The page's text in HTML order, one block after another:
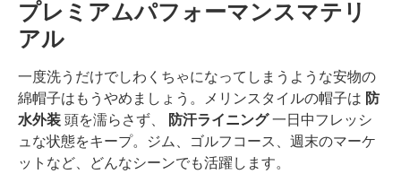
プレミアムパフォーマンスマテリ
アル
一度洗うだけでしわくちゃになってしまうような安物の
綿帽子はもうやめましょう。メリンスタイルの帽子は 防
水外装頭を濡らさず、 防汗ライニング一日中フレッシ
ュな状態をキープ。ジム、ゴルフコース、週末のマーケ
ットなど、どんなシーンでも活躍します。